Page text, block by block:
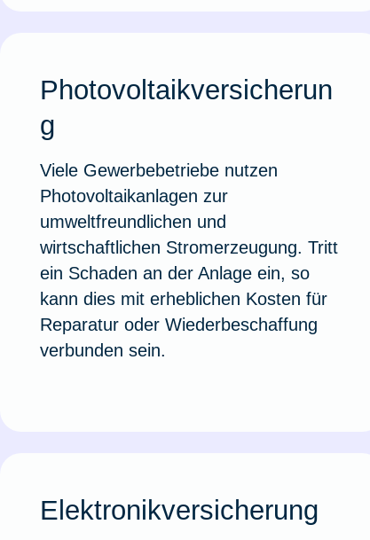
Photovoltaikversicherun
g
Viele Gewerbebetriebe nutzen
Photovoltaikanlagen zur
umweltfreundlichen und
wirtschaftlichen Stromerzeugung. Tritt
ein Schaden an der Anlage ein, so
kann dies mit erheblichen Kosten für
Reparatur oder Wiederbeschaffung
verbunden sein.
Elektronikversicherung